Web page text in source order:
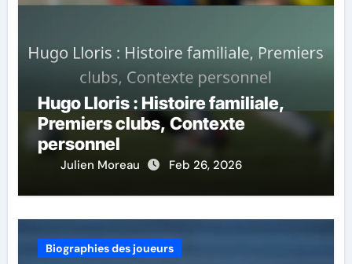
Hugo Lloris : Histoire familiale,
Premiers clubs, Contexte
personnel
Julien Moreau Feb 26, 2026
Biographies des joueurs